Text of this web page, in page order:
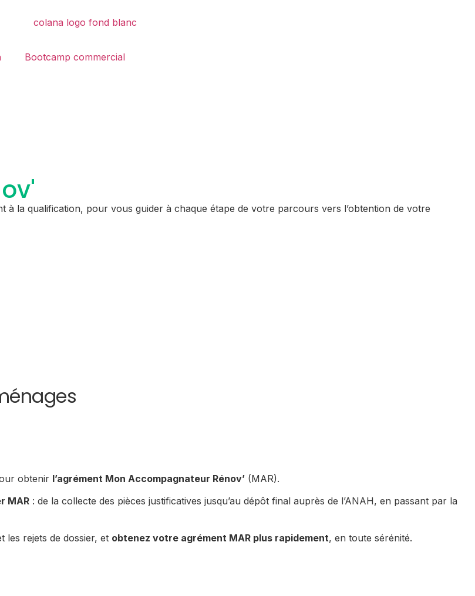
Bootcamp commercial
à la qualification, pour vous guider à chaque étape de votre parcours vers l’obtention de votre
obtenir l’agrément Mon Accompagnateur Rénov’ (MAR).
MAR : de la collecte des pièces justificatives jusqu’au dépôt final auprès de l’ANAH, en passant par la
les rejets de dossier, et obtenez votre agrément MAR plus rapidement, en toute sérénité.